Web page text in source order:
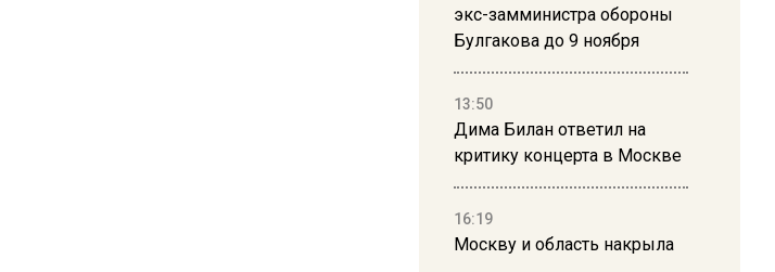
экс-замминистра обороны
Булгакова до 9 ноября
13:50
Дима Билан ответил на
критику концерта в Москве
16:19
Москву и область накрыла